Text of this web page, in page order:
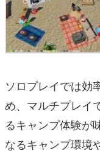
ソロプレイでは効
め、マルチプレイ
るキャンプ体験が
なるキャンプ環境